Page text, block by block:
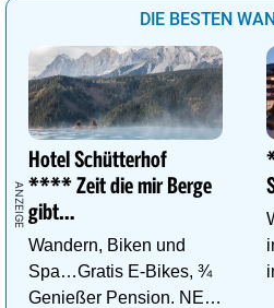
DIE BESTEN
Hotel Schütterhof
**** Zeit die mir Berge
gibt…
Wandern, Biken und
Spa…Gratis E-Bikes, ¾
Genießer Pension. NEU: